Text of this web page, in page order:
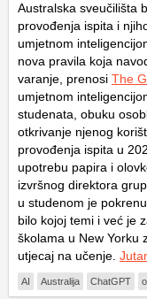
Australska sveučilišta
provođenja ispita i
umjetnom
nova pravila koja
varanje, prenosi The
umjetnom
studenata, obuku
otkrivanje njenog
provođenja ispita u
upotrebu papira i
izvršnog direktora
u studenom je
bilo kojoj temi i već je
školama u New Yorku
utjecaj na učenje.
AI Australija ChatGPT